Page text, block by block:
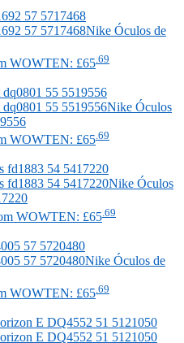
Nike Óculos de
WOWTEN: £65 .69
Nike Óculos
WOWTEN: £65 .69
Nike Óculos
WOWTEN: £65 .69
Nike Óculos de
WOWTEN: £65 .69